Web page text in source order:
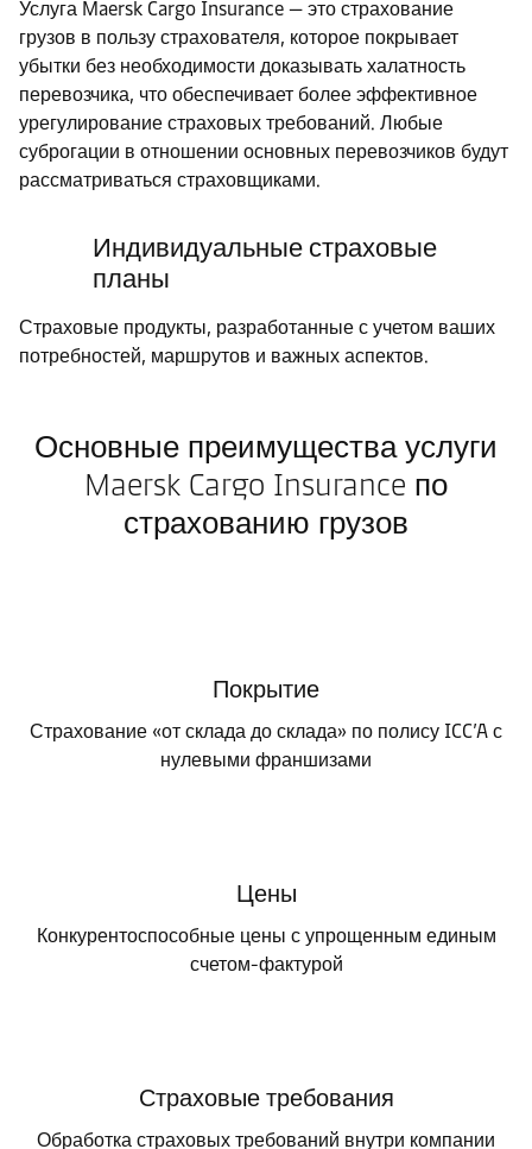
Услуга Maersk Cargo Insurance — это страхование
грузов в пользу страхователя, которое покрывает
убытки без необходимости доказывать халатность
перевозчика, что обеспечивает более эффективное
урегулирование страховых требований. Любые
суброгации в отношении основных перевозчиков будут
рассматриваться страховщиками.
Индивидуальные страховые
планы
Страховые продукты, разработанные с учетом ваших
потребностей, маршрутов и важных аспектов.
Основные преимущества услуги
Maersk Cargo Insurance по
страхованию грузов
Покрытие
Страхование «от склада до склада» по полису ICC’A с
нулевыми франшизами
Цены
Конкурентоспособные цены с упрощенным единым
счетом-фактурой
Страховые требования
Обработка страховых требований внутри компании